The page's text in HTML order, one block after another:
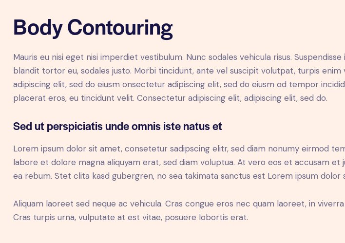
Body Contouring
Mauris eu nisi eget nisi imperdiet vestibulum. Nunc sodales vehicula risus. Suspendisse
blandit tortor eu, sodales justo. Morbi tincidunt, ante vel suscipit volutpat, turpis
adipiscing elit, sed do eiusm onsectetur adipiscing elit, sed do eiusm od tempor
placerat eros, eu tincidunt velit. Consectetur adipiscing elit, adipiscing elit, sed do.
Sed ut perspiciatis unde omnis iste natus et
Lorem ipsum dolor sit amet, consetetur sadipscing elitr, sed diam nonumy eirmod
labore et dolore magna aliquyam erat, sed diam voluptua. At vero eos et accusam et
ea rebum. Stet clita kasd gubergren, no sea takimata sanctus est Lorem ipsum dolor
Aliquam laoreet sed neque ac vehicula. Cras congue eros nec quam laoreet, in
Cras turpis urna, vulputate at est vitae, posuere lobortis erat.